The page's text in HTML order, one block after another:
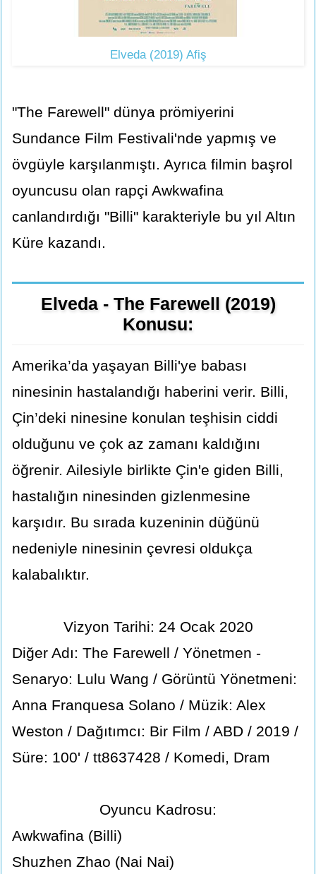
Elveda (2019) Afiş
"The Farewell" dünya prömiyerini
Sundance Film Festivali'nde yapmış ve
övgüyle karşılanmıştı. Ayrıca filmin başrol
oyuncusu olan rapçi Awkwafina
canlandırdığı "Billi" karakteriyle bu yıl Altın
Küre kazandı.
Elveda - The Farewell (2019)
Konusu:
Amerika’da yaşayan Billi'ye babası
ninesinin hastalandığı haberini verir. Billi,
Çin’deki ninesine konulan teşhisin ciddi
olduğunu ve çok az zamanı kaldığını
öğrenir. Ailesiyle birlikte Çin'e giden Billi,
hastalığın ninesinden gizlenmesine
karşıdır. Bu sırada kuzeninin düğünü
nedeniyle ninesinin çevresi oldukça
kalabalıktır.
Vizyon Tarihi: 24 Ocak 2020
Diğer Adı: The Farewell / Yönetmen -
Senaryo: Lulu Wang / Görüntü Yönetmeni:
Anna Franquesa Solano / Müzik: Alex
Weston / Dağıtımcı: Bir Film / ABD / 2019 /
Süre: 100' / tt8637428 / Komedi, Dram
Oyuncu Kadrosu:
Awkwafina (Billi)
Shuzhen Zhao (Nai Nai)